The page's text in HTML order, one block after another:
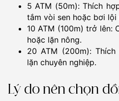
5 ATM (50m): Thích
tắm vòi sen hoặc bơi lội
10 ATM (100m) trở lên:
hoặc lặn nông.
20 ATM (200m):
lặn chuyên nghiệp.
Lý do nên chọn